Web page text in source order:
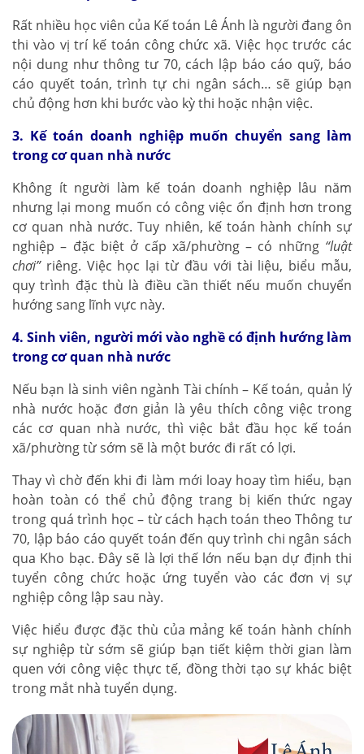
Rất nhiều học viên của Kế toán Lê Ánh là người đang ôn
thi vào vị trí kế toán công chức xã. Việc học trước các
nội dung như thông tư 70, cách lập báo cáo quỹ, báo
cáo quyết toán, trình tự chi ngân sách… sẽ giúp bạn
chủ động hơn khi bước vào kỳ thi hoặc nhận việc.
3. Kế toán doanh nghiệp muốn chuyển sang làm
trong cơ quan nhà nước
Không ít người làm kế toán doanh nghiệp lâu năm
nhưng lại mong muốn có công việc ổn định hơn trong
cơ quan nhà nước. Tuy nhiên, kế toán hành chính sự
nghiệp – đặc biệt ở cấp xã/phường – có những “luật
chơi”riêng. Việc học lại từ đầu với tài liệu, biểu mẫu,
quy trình đặc thù là điều cần thiết nếu muốn chuyển
hướng sang lĩnh vực này.
4. Sinh viên, người mới vào nghề có định hướng làm
trong cơ quan nhà nước
Nếu bạn là sinh viên ngành Tài chính – Kế toán, quản lý
nhà nước hoặc đơn giản là yêu thích công việc trong
các cơ quan nhà nước, thì việc bắt đầu học kế toán
xã/phường từ sớm sẽ là một bước đi rất có lợi.
Thay vì chờ đến khi đi làm mới loay hoay tìm hiểu, bạn
hoàn toàn có thể chủ động trang bị kiến thức ngay
trong quá trình học – từ cách hạch toán theo Thông tư
70, lập báo cáo quyết toán đến quy trình chi ngân sách
qua Kho bạc. Đây sẽ là lợi thế lớn nếu bạn dự định thi
tuyển công chức hoặc ứng tuyển vào các đơn vị sự
nghiệp công lập sau này.
Việc hiểu được đặc thù của mảng kế toán hành chính
sự nghiệp từ sớm sẽ giúp bạn tiết kiệm thời gian làm
quen với công việc thực tế, đồng thời tạo sự khác biệt
trong mắt nhà tuyển dụng.